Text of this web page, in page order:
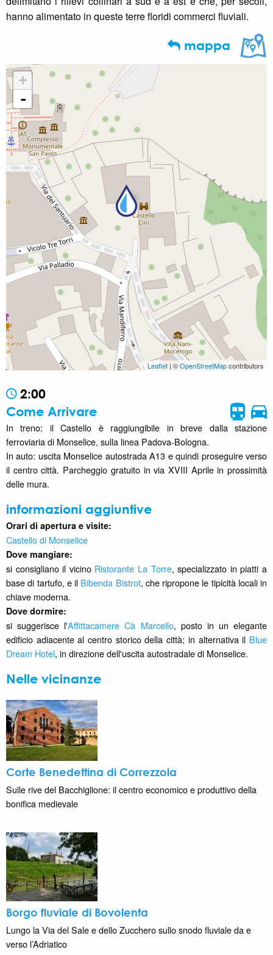
hanno alimentato in queste terre floridi commerci fluviali.
mappa
+
-
Leaflet | ©OpenStreetMapcontributors
2:00
Come Arrivare
In treno: il Castello è raggiungibile in breve dalla stazione
ferroviaria di Monselice, sulla linea Padova-Bologna.
In auto: uscita Monselice autostrada A13 e quindi proseguire verso
il centro città. Parcheggio gratuito in via XVIII Aprile in prossimità
delle mura.
informazioni aggiuntive
Orari di apertura e visite:
Castello di Monselice
Dove mangiare:
si consigliano il vicino Ristorante La Torre, specializzato in piatti a
base di tartufo, e il Bibenda Bistrot, che ripropone le tipicità locali in
chiave moderna.
Dove dormire:
si suggerisce l'Affittacamere Cà Marcello, posto in un elegante
edificio adiacente al centro storico della città; in alternativa il Blue
Dream Hotel, in direzione dell'uscita autostradale di Monselice.
Nelle vicinanze
Corte Benedettina di Correzzola
Sulle rive del Bacchiglione: il centro economico e produttivo della
bonifica medievale
Borgo fluviale di Bovolenta
Lungo la Via del Sale e dello Zucchero sullo snodo fluviale da e
verso l’Adriatico